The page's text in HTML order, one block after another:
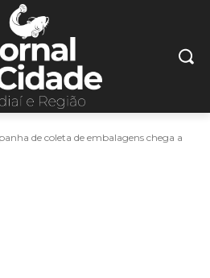
de coleta de embalagens chega a